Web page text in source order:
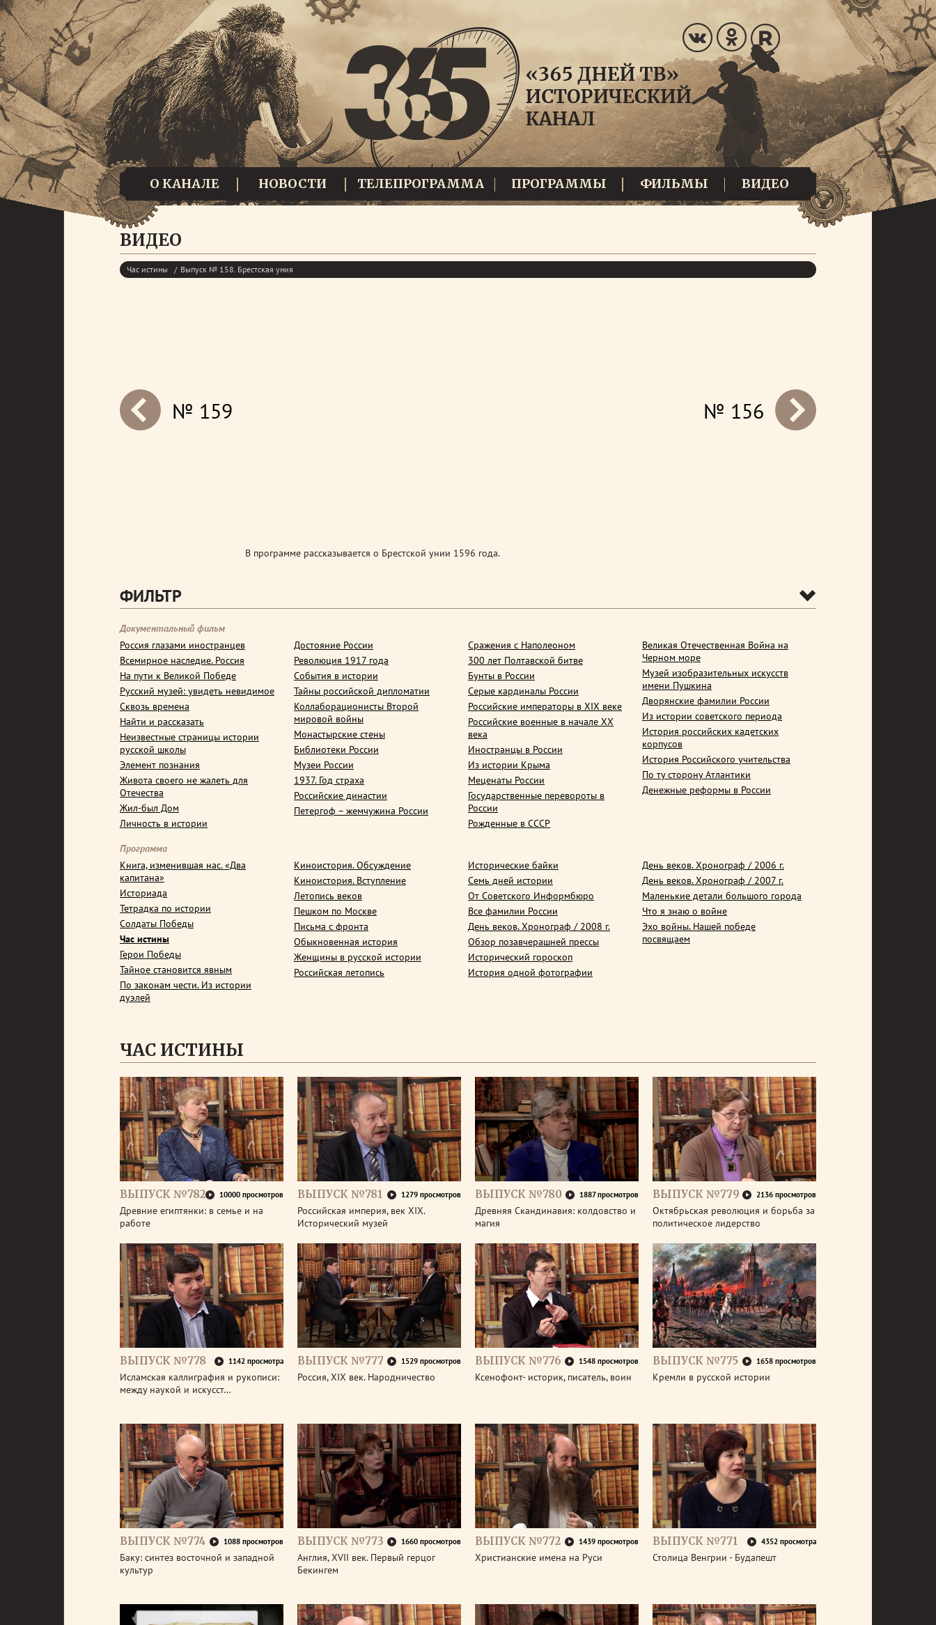
О КАНАЛЕ НОВОСТИ ТЕЛЕПРОГРАММА ПРОГРАММЫ ФИЛЬМЫ ВИДЕО
ВИДЕО
Час истины Выпуск № 158. Брестская уния
prev
next № 156
№ 159
В программе рассказывается о Брестской унии 1596 года.
ФИЛЬТР
Документальный фильм
Россия глазами иностранцев
Всемирное наследие. Россия
На пути к Великой Победе
Русский музей: увидеть невидимое
Сквозь времена
Найти и рассказать
Неизвестные страницы истории
русской школы
Элемент познания
Живота своего не жалеть для
Отечества
Жил-был Дом
Личность в истории
Достояние России
Революция 1917 года
События в истории
Тайны российской дипломатии
Коллаборационисты Второй
мировой войны
Монастырские стены
Библиотеки России
Музеи России
1937. Год страха
Российские династии
Петергоф – жемчужина России
Сражения с Наполеоном
300 лет Полтавской битве
Бунты в России
Серые кардиналы России
Российские императоры в XIX веке
Российские военные в начале ХХ
века
Иностранцы в России
Из истории Крыма
Меценаты России
Государственные перевороты в
России
Рожденные в СССР
Великая Отечественная Война на
Черном море
Музей изобразительных искусств
имени Пушкина
Дворянские фамилии России
Из истории советского периода
История российских кадетских
корпусов
История Российского учительства
По ту сторону Атлантики
Денежные реформы в России
Программа
Книга, изменившая нас. «Два
капитана»
Историада
Тетрадка по истории
Солдаты Победы
Час истины
Герои Победы
Тайное становится явным
По законам чести. Из истории
дуэлей
Киноистория. Обсуждение
Киноистория. Вступление
Летопись веков
Пешком по Москве
Письма с фронта
Обыкновенная история
Женщины в русской истории
Российская летопись
Исторические байки
Семь дней истории
От Советского Информбюро
Все фамилии России
День веков. Хронограф / 2008 г.
Обзор позавчерашней прессы
Исторический гороскоп
История одной фотографии
День веков. Хронограф / 2006 г.
День веков. Хронограф / 2007 г.
Маленькие детали большого города
Что я знаю о войне
Эхо войны. Нашей победе
посвящаем
ЧАС ИСТИНЫ
ВЫПУСК №782 10000 просмотров
Древние египтянки: в семье и на
работе
ВЫПУСК №781 1279 просмотров
Российская империя, век XIX.
Исторический музей
ВЫПУСК №780 1887 просмотров
Древняя Скандинавия: колдовство и
магия
ВЫПУСК №779 2136 просмотров
Октябрьская революция и борьба за
политическое лидерство
ВЫПУСК №778 1142 просмотра
Исламская каллиграфия и рукописи:
между наукой и искусст…
ВЫПУСК №777 1529 просмотров
Россия, XIX век. Народничество
ВЫПУСК №776 1548 просмотров
Ксенофонт- историк, писатель, воин
ВЫПУСК №775 1658 просмотров
Кремли в русской истории
ВЫПУСК №774 1088 просмотров
Баку: синтез восточной и западной
культур
ВЫПУСК №773 1660 просмотров
Англия, XVII век. Первый герцог
Бекингем
ВЫПУСК №772 1439 просмотров
Христианские имена на Руси
ВЫПУСК №771 4352 просмотра
Столица Венгрии - Будапешт